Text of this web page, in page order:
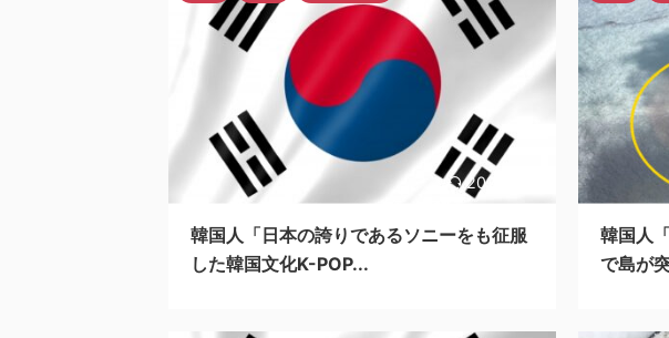
2023/11/5
韓国人「日本の誇りであるソニーをも征服
した韓国文化K-POP...
韓国人
で島が